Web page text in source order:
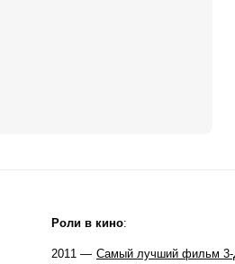
Роли в кино:
2011 — Самый лучший фильм